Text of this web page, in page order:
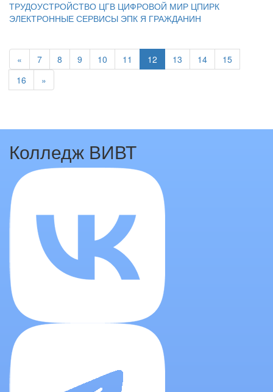
ТРУДОУСТРОЙСТВО ЦГВ ЦИФРОВОЙ МИР ЦПИРК
ЭЛЕКТРОННЫЕ СЕРВИСЫ ЭПК Я ГРАЖДАНИН
« 7 8 9 10 11 12 13 14
15
16
»
Колледж ВИВТ